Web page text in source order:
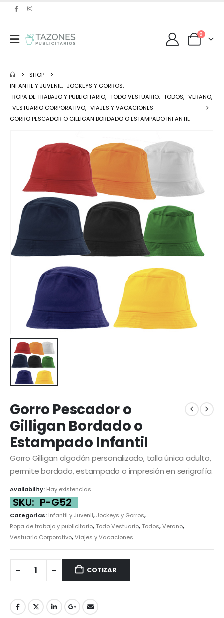
0
SHOP
INFANTIL Y JUVENIL, JOCKEYS Y GORROS,
ROPA DE TRABAJO Y PUBLICITARIO, TODO VESTUARIO, TODOS, VERANO,
VESTUARIO CORPORATIVO, VIAJES Y VACACIONES
GORRO PESCADOR O GILLIGAN BORDADO O ESTAMPADO INFANTIL
Gorro Pescador o
Gilligan Bordado o
Estampado Infantil
Gorro Gilligan algodón personalizado, talla única adulto,
permite bordado, estampado o impresión en serigrafía.
Availability: Hay existencias
SKU: P-G52
Categorías: Infantil y Juvenil,Jockeys y Gorros,
Ropa de trabajo y publicitario,Todo Vestuario,Todos,Verano,
Vestuario Corporativo,Viajes y Vacaciones
COTIZAR